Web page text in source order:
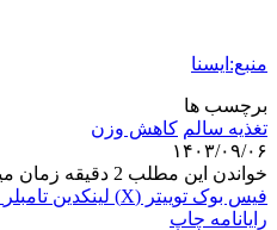
منبع:ایسنا
برچسب ها
تغذیه سالم كاهش وزن
۱۴۰۳/۰۹/۰۶
خواندن این مطلب 2 دقیقه زمان میبرد
فیس بوک توییتر (X) لینکدین ‫تامبلر
رایانامه چاپ